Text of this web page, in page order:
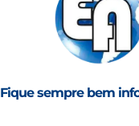
Fique sempre bem